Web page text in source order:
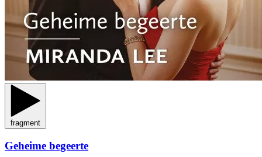
fragment
Geheime begeerte